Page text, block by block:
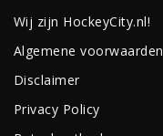
Wij zijn HockeyCity.nl!
Algemene voorwaarden
Disclaimer
Privacy Policy